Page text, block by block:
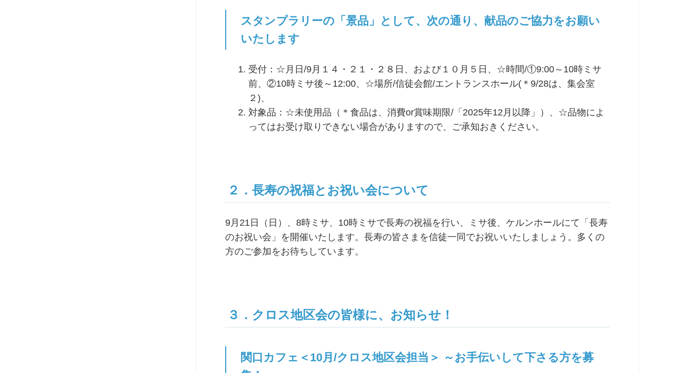
スタンプラリーの「景品」として、次の通り、献品のご協力をお願い
いたします
受付：☆月日/9月１４・２１・２８日、および１０月５日、☆時間/①9:00～10時ミサ
前、②10時ミサ後～12:00、☆場所/信徒会館/エントランスホール(＊9/28は、集会室
２)、
対象品：☆未使用品（＊食品は、消費or賞味期限/「2025年12月以降」）、☆品物によ
ってはお受け取りできない場合がありますので、ご承知おきください。
２．長寿の祝福とお祝い会について
9月21日（日）、8時ミサ、10時ミサで長寿の祝福を行い、ミサ後、ケルンホールにて「長寿
のお祝い会」を開催いたします。長寿の皆さまを信徒一同でお祝いいたしましょう。多くの
方のご参加をお待ちしています。
３．クロス地区会の皆様に、お知らせ！
関口カフェ＜10月/クロス地区会担当＞ ～お手伝いして下さる方を募